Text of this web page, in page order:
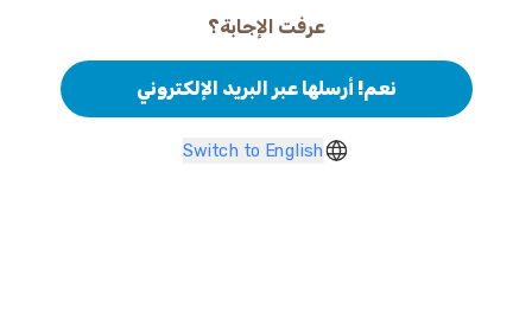
عرفت الإجابة؟
نعم! أرسلها عبر البريد الإلكتروني
Switch to English